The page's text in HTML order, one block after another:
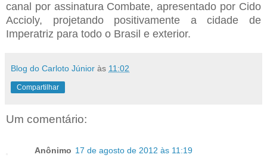
canal por assinatura Combate, apresentado por Cido
Accioly, projetando positivamente a cidade de
Imperatriz para todo o Brasil e exterior.
Blog do Carloto Júnior às 11:02
Compartilhar
Um comentário:
Anônimo 17 de agosto de 2012 às 11:19